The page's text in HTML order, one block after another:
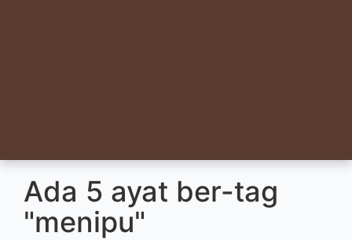
Ada 5 ayat ber-tag
"menipu"